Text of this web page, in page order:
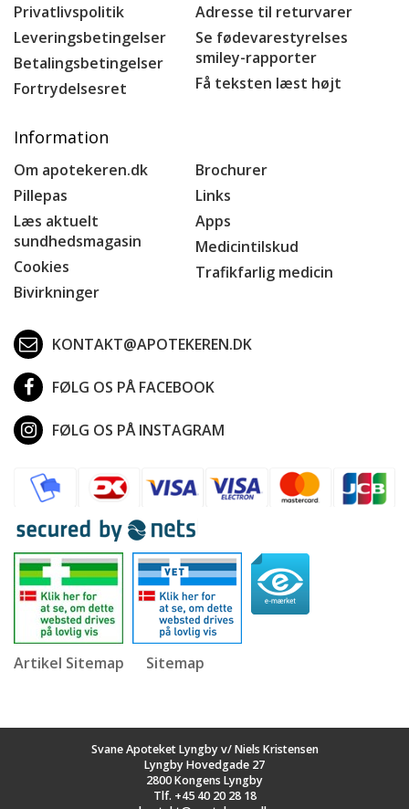
Privatlivspolitik
Leveringsbetingelser
Betalingsbetingelser
Fortrydelsesret
Adresse til returvarer
Se fødevarestyrelses
smiley-rapporter
Få teksten læst højt
Information
Om apotekeren.dk
Pillepas
Læs aktuelt
sundhedsmagasin
Cookies
Bivirkninger
Brochurer
Links
Apps
Medicintilskud
Trafikfarlig medicin
KONTAKT@APOTEKEREN.DK
FØLG OS PÅ FACEBOOK
FØLG OS PÅ INSTAGRAM
Artikel Sitemap Sitemap
Svane Apoteket Lyngby v/ Niels Kristensen
Lyngby Hovedgade 27
2800 Kongens Lyngby
Tlf. +45 40 20 28 18